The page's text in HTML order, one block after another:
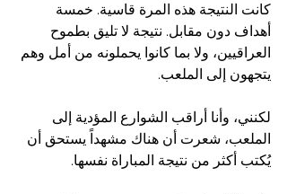
كانت النتيجة هذه المرة قاسية. خمسة
أهداف دون مقابل. نتيجة لا تليق بطموح
العراقيين، ولا بما كانوا يحملونه من أمل وهم
يتجهون إلى الملعب.
لكنني، وأنا أراقب الشوارع المؤدية إلى
الملعب، شعرت أن هناك مشهداً يستحق أن
يُكتب أكثر من نتيجة المباراة نفسها.